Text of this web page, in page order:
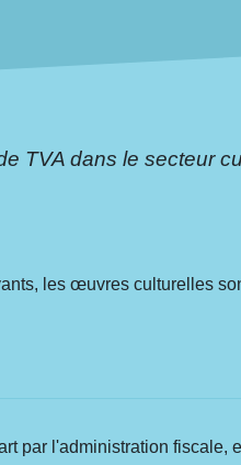
TVA dans le secteur
les œuvres culturelles
par l'administration fiscale,